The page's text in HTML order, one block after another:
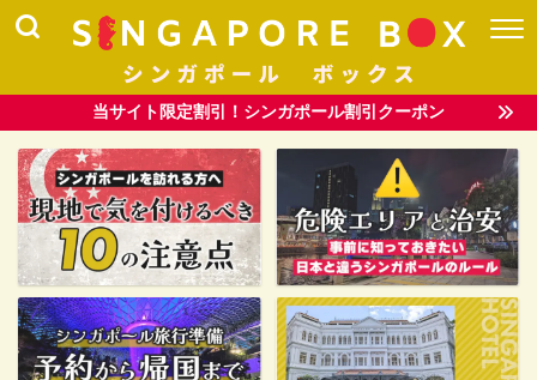
当サイト限定割引！シンガポール割引クーポン